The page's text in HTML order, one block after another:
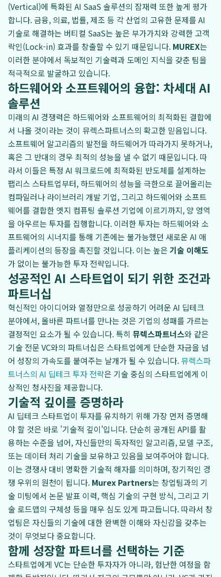
(Vertical)에 특화된 AI SaaS 솔루션의 잠재력 또한 높게 평가
합니다. 금융, 의료, 법률, 제조 등 각 산업의 고유한 문제를 AI
기술로 해결하는 버티컬 SaaS는 높은 부가가치와 강력한 고객
락인(Lock-in) 효과를 창출할 수 있기 때문입니다. MUREX는
이러한 분야에서 독보적인 기술력과 도메인 지식을 갖춘 팀을
적극적으로 발굴하고 있습니다.
하드웨어와 소프트웨어의 융합: 차세대 AI
솔루션
미래의 AI 경쟁력은 하드웨어와 소프트웨어의 최적화된 결합에
서 나올 것이라는 것이 뮤렉스파트너스의 확고한 믿음입니다.
소프트웨어 알고리즘의 발전을 하드웨어가 따라가지 못하거나,
혹은 그 반대의 경우 최적의 성능을 낼 수 없기 때문입니다. 따
라서 이들은 특정 AI 워크로드에 최적화된 반도체를 설계하는
팹리스 스타트업부터, 하드웨어의 성능을 극한으로 끌어올리는
컴파일러나 라이브러리 개발 기업, 그리고 하드웨어와 소프트
웨어를 결합한 엣지 컴퓨팅 솔루션 기업에 이르기까지, 양 영역
을 아우르는 투자를 집행합니다. 이러한 투자는 하드웨어와 소
프트웨어의 시너지를 통해 기존에는 불가능했던 새로운 AI 애
플리케이션의 등장을 촉진할 것입니다. 이는 높은 기술 이해도
가 없이는 불가능한 투자 전략입니다.
성공적인 AI 스타트업이 되기 위한 조건과
파트너십
혁신적인 아이디어와 열정만으로 성공하기 어려운 AI 딥테크
분야에서, 올바른 파트너를 만나는 것은 기업의 성패를 가르는
결정적인 요소가 될 수 있습니다. 특히 뮤렉스파트너스와 같은
기술 전문 VC와의 파트너십은 스타트업에게 단순한 자금을 넘
어 성장의 가속도를 붙여주는 날개가 될 수 있습니다.뮤렉스파
트너스의 AI 딥테크 투자 전략은 기술 중심의 스타트업에게 이
상적인 청사진을 제공합니다.
기술적 깊이를 증명하라
AI 딥테크 스타트업이 투자를 유치하기 위해 가장 먼저 증명해
야 할 것은 바로 '기술적 깊이'입니다. 단순히 공개된 API를 활
용하는 수준을 넘어, 자신들만의 독자적인 알고리즘, 모델 구조,
또는 데이터 처리 기술을 보유하고 있음을 보여주어야 합니다.
이는 경쟁사 대비 명확한 기술적 해자를 의미하며, 장기적인 경
쟁 우위의 원천이 됩니다. Murex Partners는 창업팀과의 기
술 미팅에서 논문 발표 이력, 핵심 기술의 구현 방식, 그리고 기
술 로드맵의 구체성 등을 매우 심도 있게 파고듭니다. 따라서 창
업팀은 자신들의 기술에 대한 완벽한 이해와 자신감을 갖추는
것이 무엇보다 중요합니다.
함께 성장할 파트너를 선택하는 기준
스타트업에게 VC는 단순한 투자자가 아니라, 험난한 여정을 함